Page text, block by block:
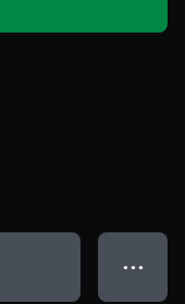
● ● ●